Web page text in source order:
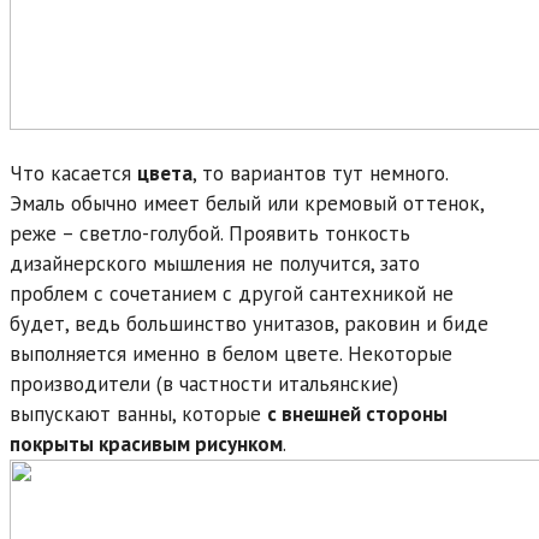
Что касается цвета, то вариантов тут немного.
Эмаль обычно имеет белый или кремовый оттенок,
реже – светло-голубой. Проявить тонкость
дизайнерского мышления не получится, зато
проблем с сочетанием с другой сантехникой не
будет, ведь большинство унитазов, раковин и биде
выполняется именно в белом цвете. Некоторые
производители (в частности итальянские)
выпускают ванны, которые с внешней стороны
покрыты красивым рисунком.